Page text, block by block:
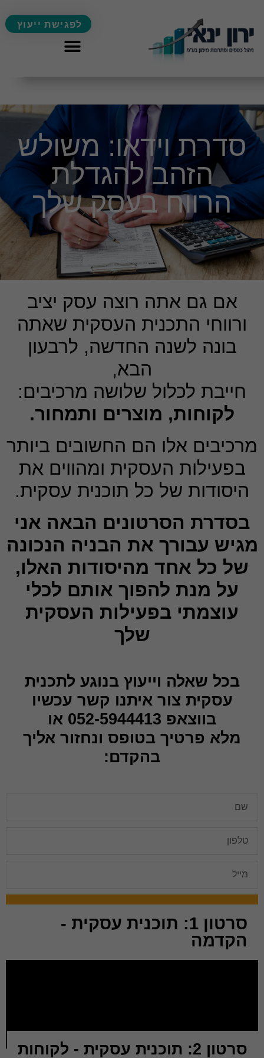
לפגישת ייעוץ
סדרת וידאו: משולש
הזהב להגדלת
הרווח בעסק שלך
אם גם אתה רוצה עסק יציב
ורווחי התכנית העסקית שאתה
בונה לשנה החדשה, לרבעון
הבא,
חייבת לכלול שלושה מרכיבים:
לקוחות, מוצרים ותמחור.
מרכיבים אלו הם החשובים ביותר
בפעילות העסקית ומהווים את
היסודות של כל תוכנית עסקית.
בסדרת הסרטונים הבאה אני
מגיש עבורך את הבניה הנכונה
של כל אחד מהיסודות האלו,
על מנת להפוך אותם לכלי
עוצמתי בפעילות העסקית
שלך
בכל שאלה וייעוץ בנוגע לתכנית
עסקית צור איתנו קשר עכשיו
בווצאפ 052-5944413 או
מלא פרטיך בטופס ונחזור אליך
בהקדם:
סרטון 1: תוכנית עסקית -
הקדמה
סרטון 2: תוכנית עסקית - לקוחות